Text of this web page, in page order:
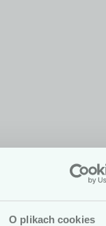
O plikach cookies